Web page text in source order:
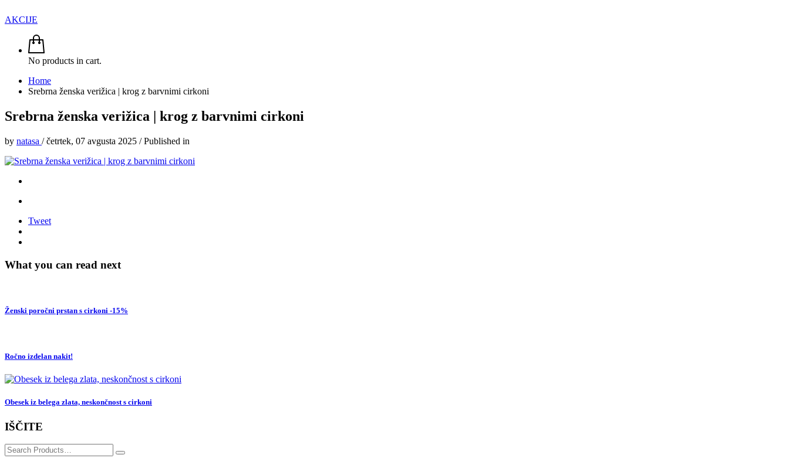
AKCIJE
No products in cart.
Home
Srebrna ženska verižica | krog z barvnimi cirkoni
Srebrna ženska verižica | krog z barvnimi cirkoni
by natasa /četrtek, 07 avgusta 2025 /Published in
Tweet
What you can read next
Ženski poročni prstan s cirkoni -15%
Ročno izdelan nakit!
Obesek iz belega zlata, neskončnost s cirkoni
IŠČITE
Search
for: